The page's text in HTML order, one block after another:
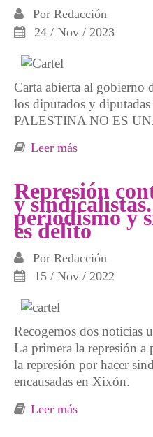
Por Redacción
24 / Nov / 2023
Carta abierta al gobierno
los diputados y
PALESTINA NO ES
Leer más
comerciales
Represión
y
periodismo y
es delito
Por Redacción
15 / Nov / 2022
Recogemos dos noticias
La primera la represión a
la represión por hacer
encausadas en Xixón.
Leer más